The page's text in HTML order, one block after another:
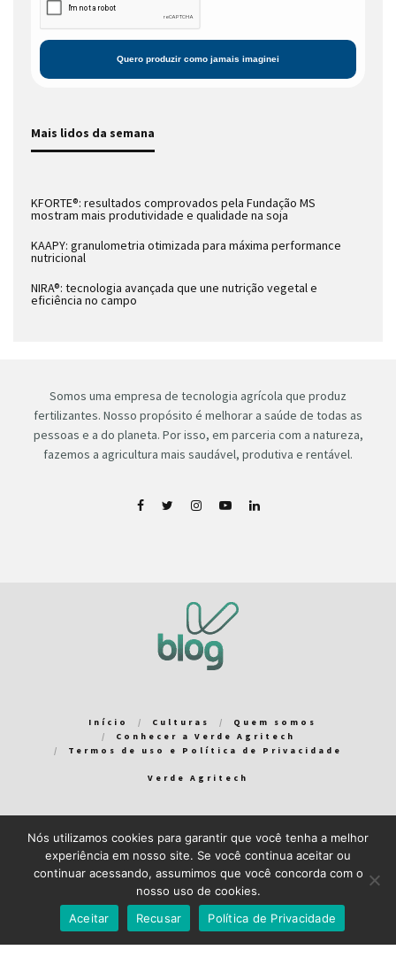
Mais lidos da semana
KFORTE®: resultados comprovados pela Fundação MS
mostram mais produtividade e qualidade na soja
KAAPY: granulometria otimizada para máxima performance
nutricional
NIRA®: tecnologia avançada que une nutrição vegetal e
eficiência no campo
Somos uma empresa de tecnologia agrícola que produz
fertilizantes. Nosso propósito é melhorar a saúde de todas as
pessoas e a do planeta. Por isso, em parceria com a natureza,
fazemos a agricultura mais saudável, produtiva e rentável.
Início Culturas
Quem somos
Conhecer a Verde Agritech
Termos de uso e Política de Privacidade
Verde Agritech
Bem-vindo ao Verde Blog! Para que a sua experiência em nosso
blog seja a melhor possível, utilizamos cookies. Você pode
aceitar ou gerenciar seus cookiesaqui.
Recuso Close GDPR Cookie Banner
Nós utilizamos cookies para garantir que você tenha a melhor
experiência em nosso site. Se você continua aceitar ou
continuar acessando, assumimos que você concorda com o
nosso uso de cookies.
Aceitar
Recusar Política de Privacidade